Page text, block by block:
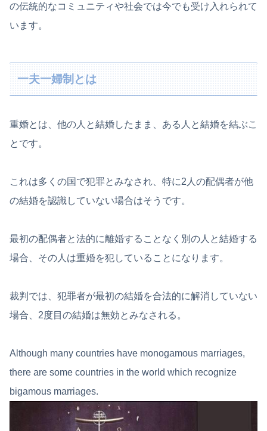
の伝統的なコミュニティや社会では今でも受け入れられて
います。
一夫一婦制とは
重婚とは、他の人と結婚したまま、ある人と結婚を結ぶこ
とです。
これは多くの国で犯罪とみなされ、特に2人の配偶者が他
の結婚を認識していない場合はそうです。
最初の配偶者と法的に離婚することなく別の人と結婚する
場合、その人は重婚を犯していることになります。
裁判では、犯罪者が最初の結婚を合法的に解消していない
場合、2度目の結婚は無効とみなされる。
Although many countries have monogamous marriages,
there are some countries in the world which recognize
bigamous marriages.